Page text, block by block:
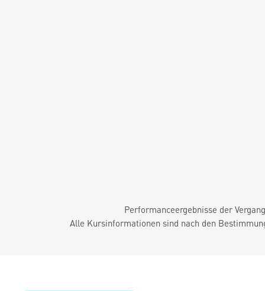
Performanceergebnisse der
Alle Kursinformationen sind nach den